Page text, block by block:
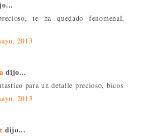
te ha quedado fenomenal,
2013
dijo...
para un detalle precioso, bicos
2013
dijo...